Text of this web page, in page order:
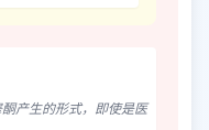
产生的形式，即使是医